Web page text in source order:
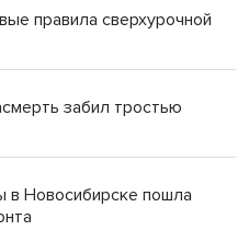
правила сверхурочной
забил тростью
Новосибирске пошла